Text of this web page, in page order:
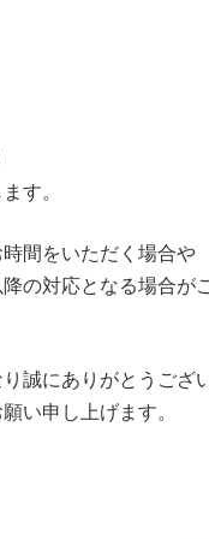
す。
間をいただく場合や
の対応となる場合が
誠にありがとうござ
い申し上げます。